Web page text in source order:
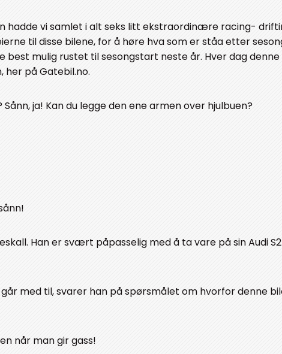
hadde vi samlet i alt seks litt ekstraordinære racing-
til disse bilene, for å høre hva som er ståa etter
best mulig rustet til sesongstart neste år. Hver dag
på Gatebil.no.
ja! Kan du legge den ene armen over hjulbuen?
Han er svært påpasselig med å ta vare på sin Audi
med til, svarer han på spørsmålet om hvorfor denne
når man gir gass!